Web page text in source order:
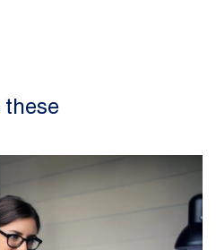
these